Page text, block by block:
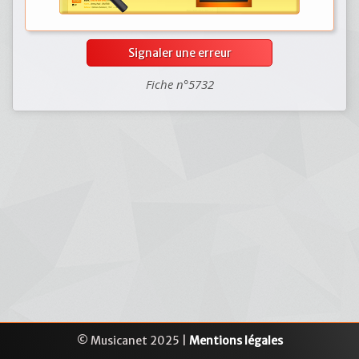
Signaler une erreur
Fiche n°5732
© Musicanet 2025 | Mentions légales